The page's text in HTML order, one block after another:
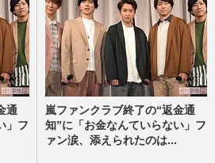
通
」フ
嵐ファンクラブ終了の“返金通
知”に「お金なんていらない」フ
ァン涙、添えられたのは...